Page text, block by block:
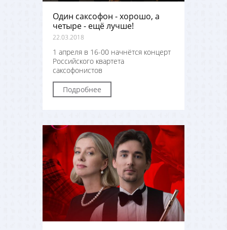
Один саксофон - хорошо, а
четыре - ещё лучше!
22.03.2018
1 апреля в 16-00 начнётся концерт
Российского квартета
саксофонистов
Подробнее